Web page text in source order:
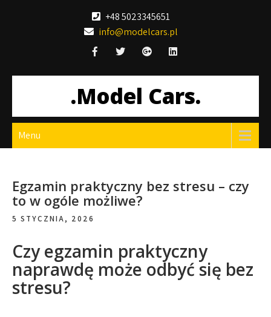
+48 5023345651
info@modelcars.pl
.Model Cars.
Menu
Egzamin praktyczny bez stresu – czy
to w ogóle możliwe?
5 STYCZNIA, 2026
Czy egzamin praktyczny
naprawdę może odbyć się bez
stresu?